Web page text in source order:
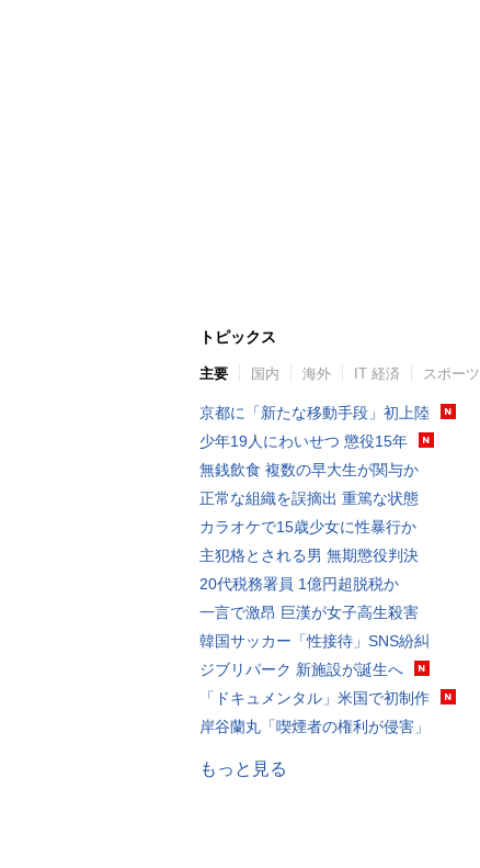
トピックス
主要 国内 海外 IT 経済 スポーツ
京都に「新たな移動手段」初上陸
少年19人にわいせつ 懲役15年
無銭飲食 複数の早大生が関与か
正常な組織を誤摘出 重篤な状態
カラオケで15歳少女に性暴行か
主犯格とされる男 無期懲役判決
20代税務署員 1億円超脱税か
一言で激昂 巨漢が女子高生殺害
韓国サッカー「性接待」SNS紛糾
ジブリパーク 新施設が誕生へ
「ドキュメンタル」米国で初制作
岸谷蘭丸「喫煙者の権利が侵害」
もっと見る